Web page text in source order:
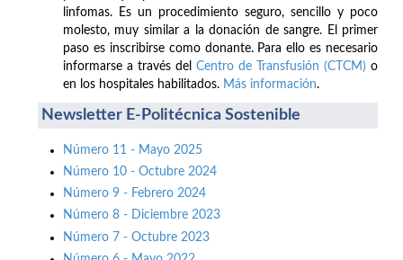
linfomas. Es un procedimiento seguro, sencillo y poco
molesto, muy similar a la donación de sangre. El primer
paso es inscribirse como donante. Para ello es necesario
informarse a través del Centro de Transfusión (CTCM) o
en los hospitales habilitados. Más información.
Newsletter E-Politécnica Sostenible
Número 11 - Mayo 2025
Número 10 - Octubre 2024
Número 9 - Febrero 2024
Número 8 - Diciembre 2023
Número 7 - Octubre 2023